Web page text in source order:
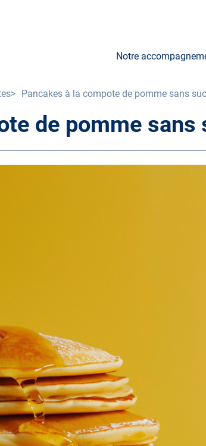
Notre
Pancakes à la compote de pomme sans
de pomme sans